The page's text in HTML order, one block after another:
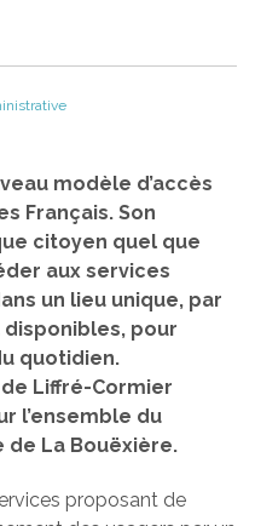
modèle d’accès
Français. Son
citoyen quel que
aux services
un lieu unique, par
pour
quotidien.
Liffré-Cormier
l’ensemble du
La Bouëxière.
proposant de